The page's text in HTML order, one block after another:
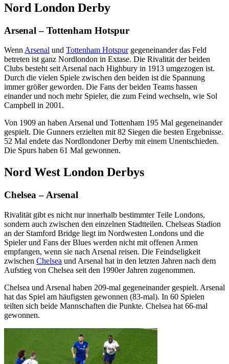
Nord London Derby
Arsenal – Tottenham Hotspur
Wenn Arsenal und Tottenham Hotspurgegeneinander das Feld
betreten ist ganz Nordlondon in Extase. Die Rivalität der beiden
Clubs besteht seit Arsenal nach Highbury in 1913 umgezogen ist.
Durch die vielen Spiele zwischen den beiden ist die Spannung
immer größer geworden. Die Fans der beiden Teams hassen
einander und noch mehr Spieler, die zum Feind wechseln, wie Sol
Campbell in 2001.
Von 1909 an haben Arsenal und Tottenham 195 Mal gegeneinander
gespielt. Die Gunners erzielten mit 82 Siegen die besten Ergebnisse.
52 Mal endete das Nordlondoner Derby mit einem Unentschieden.
Die Spurs haben 61 Mal gewonnen.
Nord West London Derbys
Chelsea – Arsenal
Rivalität gibt es nicht nur innerhalb bestimmter Teile Londons,
sondern auch zwischen den einzelnen Stadtteilen. Chelseas Stadion
an der Stamford Bridge liegt im Nordwesten Londons und die
Spieler und Fans der Blues werden nicht mit offenen Armen
empfangen, wenn sie nach Arsenal reisen. Die Feindseligkeit
zwischen Chelsea und Arsenal hat in den letzten Jahren nach dem
Aufstieg von Chelsea seit den 1990er Jahren zugenommen.
Chelsea und Arsenal haben 209-mal gegeneinander gespielt. Arsenal
hat das Spiel am häufigsten gewonnen (83-mal). In 60 Spielen
teilten sich beide Mannschaften die Punkte. Chelsea hat 66-mal
gewonnen.